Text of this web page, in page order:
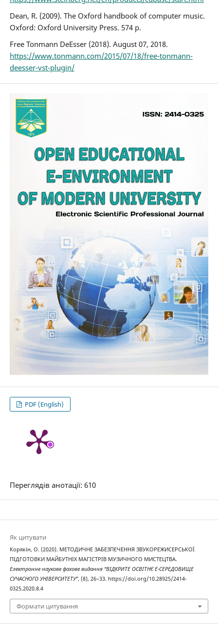
Dean, R. (2009). The Oxford handbook of computer music.
Oxford: Oxford University Press. 574 p.
Free Tonmann DeEsser (2018). August 07, 2018.
https://www.tonmann.com/2015/07/18/free-tonmann-
deesser-vst-plugin/
PDF (English)
Переглядів анотації: 610
Як цитувати
Корякін, О. (2020). МЕТОДИЧНЕ ЗАБЕЗПЕЧЕННЯ ЗВУКОРЕЖИСЕРСЬКОЇ
ПІДГОТОВКИ МАЙБУТНІХ МАГІСТРІВ МУЗИЧНОГО МИСТЕЦТВА.
Електронне наукове фахове видання “ВІДКРИТЕ ОСВІТНЄ Е-СЕРЕДОВИЩЕ
СУЧАСНОГО УНІВЕРСИТЕТУ”, (8), 26–33. https://doi.org/10.28925/2414-
0325.2020.8.4
Формати цитування